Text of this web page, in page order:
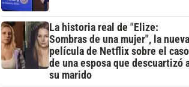
La historia real de "Elize:
Sombras de una mujer", la nueva
película de Netflix sobre el caso
de una esposa que descuartizó
su marido